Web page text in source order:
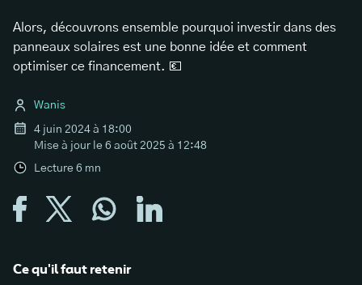
Alors, découvrons ensemble pourquoi investir dans des
panneaux solaires est une bonne idée et comment
optimiser ce financement. 💶
Wanis
4 juin 2024 à 18:00
Mise à jour le 6 août 2025 à 12:48
Lecture 6 mn
Ce qu'il faut retenir